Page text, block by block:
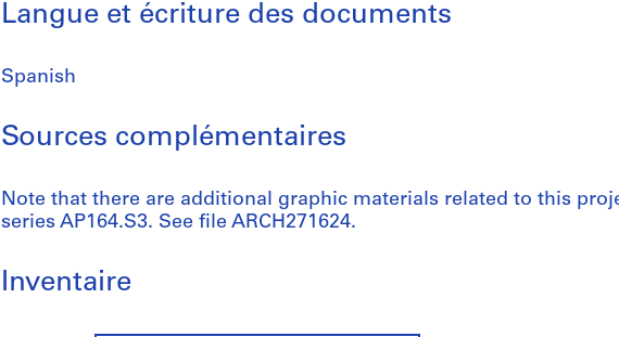
Langue et écriture des documents
Spanish
Sources complémentaires
Note that there are additional graphic materials related to this
series AP164.S3. See file ARCH271624.
Inventaire